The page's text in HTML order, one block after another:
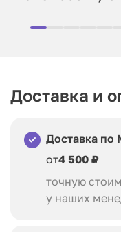
Доставка и
Доставка по
от4 500 ₽
точную
у наших